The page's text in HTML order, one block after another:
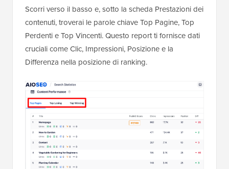
Scorri verso il basso e, sotto la scheda Prestazioni dei
contenuti, troverai le parole chiave Top Pagine, Top
Perdenti e Top Vincenti. Questo report ti fornisce dati
cruciali come Clic, Impressioni, Posizione e la
Differenza nella posizione di ranking.